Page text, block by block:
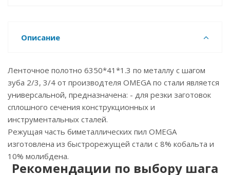
Описание
Ленточное полотно 6350*41*1.3 по металлу с шагом
зуба 2/3, 3/4 от производтеля OMEGA по стали является
универсальной, предназначена: - для резки заготовок
сплошного сечения конструкционных и
инструментальных сталей.
Режущая часть биметаллических пил OMEGA
изготовлена из быстрорежущей стали с 8% кобальта и
10% молибдена.
Рекомендации по выбору шага